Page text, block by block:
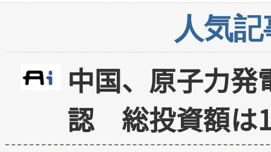
人気
中国、原子力
認 総投資額は